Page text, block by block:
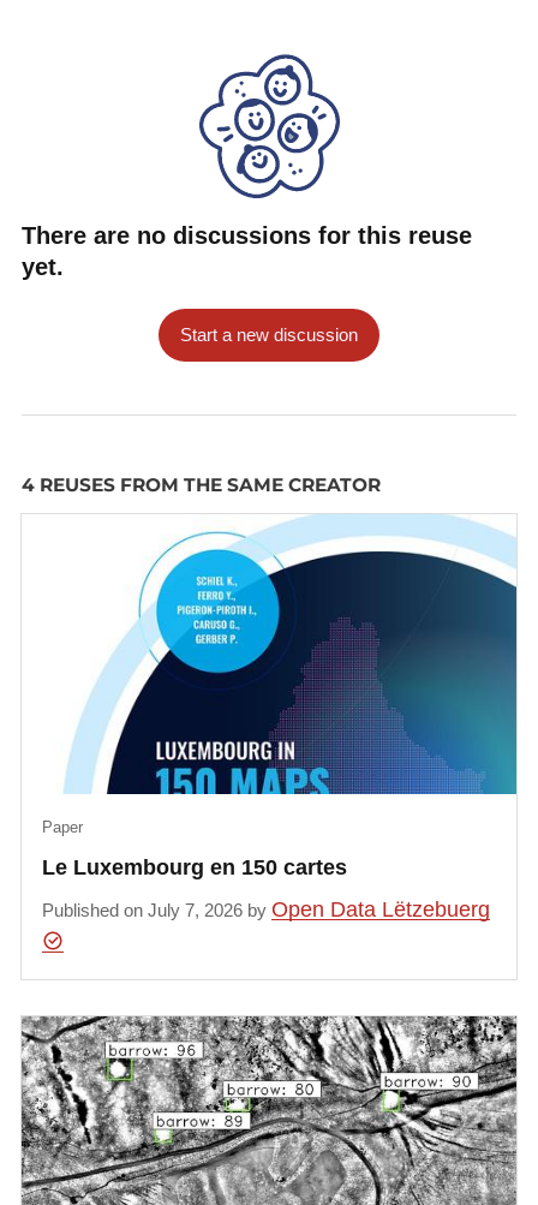
There are no discussions for this reuse
yet.
Start a new discussion
4 REUSES FROM THE SAME CREATOR
Le Luxembourg en 150 cartes
Paper
Published on July 7, 2026 byOpen Data Lëtzebuerg